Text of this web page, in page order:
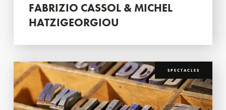
FABRIZIO CASSOL & MICHEL
HATZIGEORGIOU
SPECTACLES